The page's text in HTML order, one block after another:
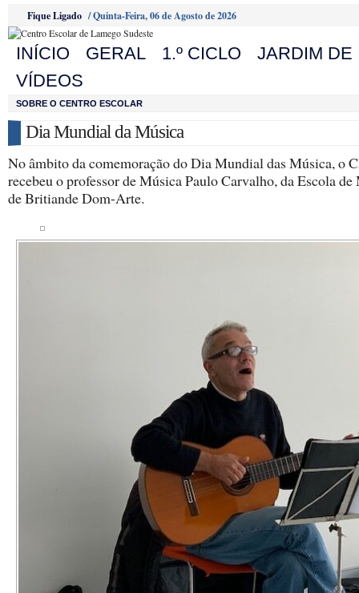
Fique Ligado /Quinta-Feira, 06 de Agosto de 2026
INÍCIO GERAL 1.º CICLO
JARDIM DE
VÍDEOS
SOBRE O CENTRO ESCOLAR
Dia Mundial da Música
No âmbito da comemoração do Dia Mundial das Música, o
recebeu o professor de Música Paulo Carvalho, da Escola de
de Britiande Dom-Arte.